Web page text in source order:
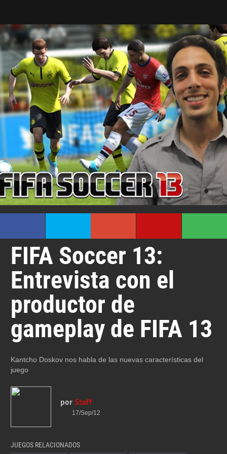
FIFA Soccer 13:
Entrevista con el
productor de
gameplay de FIFA 13
Kantcho Doskov nos habla de las nuevas características del
juego
porStaff
17/Sep/12
JUEGOS RELACIONADOS